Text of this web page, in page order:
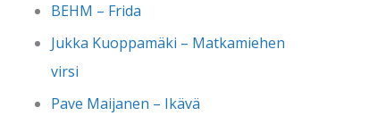
BEHM – Frida
Jukka Kuoppamäki – Matkamiehen
virsi
Pave Maijanen – Ikävä